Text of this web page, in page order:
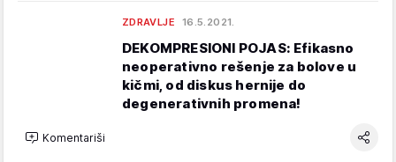
ZDRAVLJE 16.5.2021.
DEKOMPRESIONI POJAS: Efikasno
neoperativno rešenje za bolove u
kičmi, od diskus hernije do
degenerativnih promena!
Komentariši